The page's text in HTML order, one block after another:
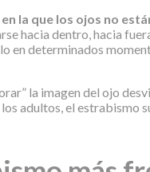
la que los ojos no
hacia dentro, hacia
en determinados
la imagen del ojo
adultos, el estrabismo